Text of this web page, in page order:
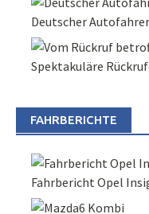
Deutscher
Spektakuläre
FAHRBERICHTE
Fahrbericht Opel